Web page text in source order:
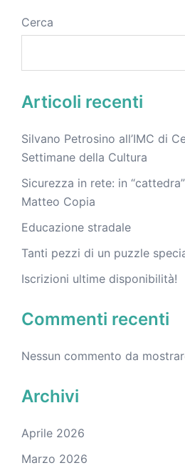
Cerca
Articoli recenti
Silvano Petrosino all’IMC di
Settimane della Cultura
Sicurezza in rete: in
Matteo Copia
Educazione stradale
Tanti pezzi di un puzzle
Iscrizioni ultime disponibilità!
Commenti recenti
Nessun commento da
Archivi
Aprile 2026
Marzo 2026